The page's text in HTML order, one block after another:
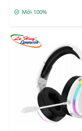
Mới 100%